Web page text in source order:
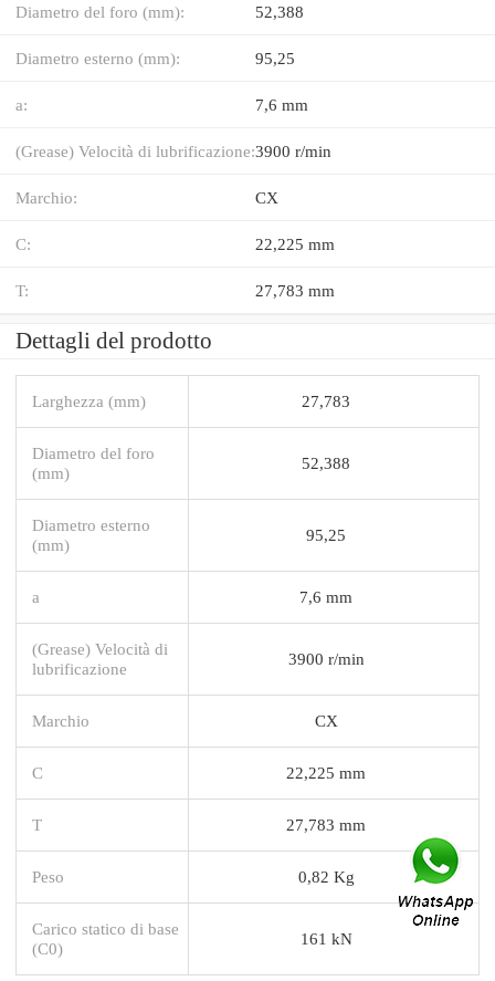
Diametro del foro (mm): 52,388
Diametro esterno (mm): 95,25
a: 7,6 mm
(Grease) Velocità di lubrificazione:3900 r/min
Marchio: CX
C: 22,225 mm
T: 27,783 mm
Dettagli del prodotto
Larghezza (mm) 27,783
Diametro del foro
(mm)
52,388
Diametro esterno
(mm)
95,25
a 7,6 mm
(Grease) Velocità di
lubrificazione
3900 r/min
Marchio CX
C 22,225 mm
T 27,783 mm
Peso 0,82 Kg
Carico statico di base
(C0)
161 kN